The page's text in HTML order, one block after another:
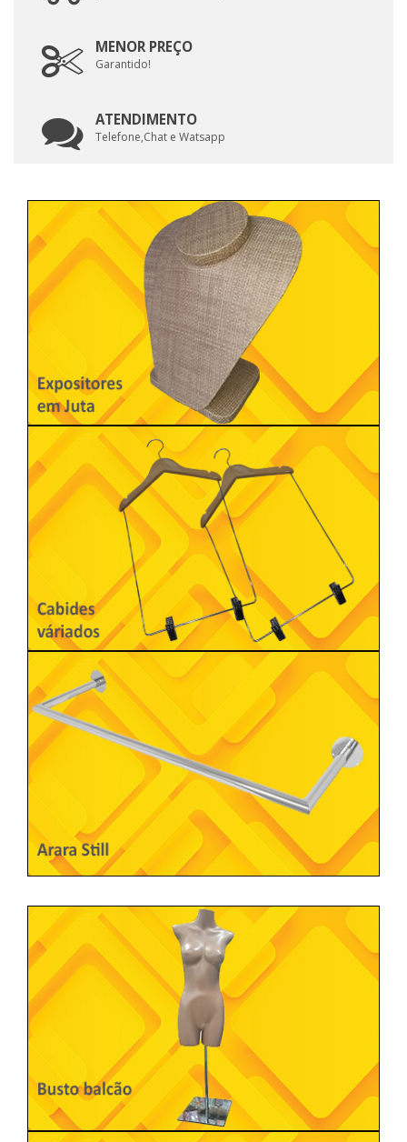
MENOR PREÇO
Garantido!
ATENDIMENTO
Telefone,Chat e Watsapp